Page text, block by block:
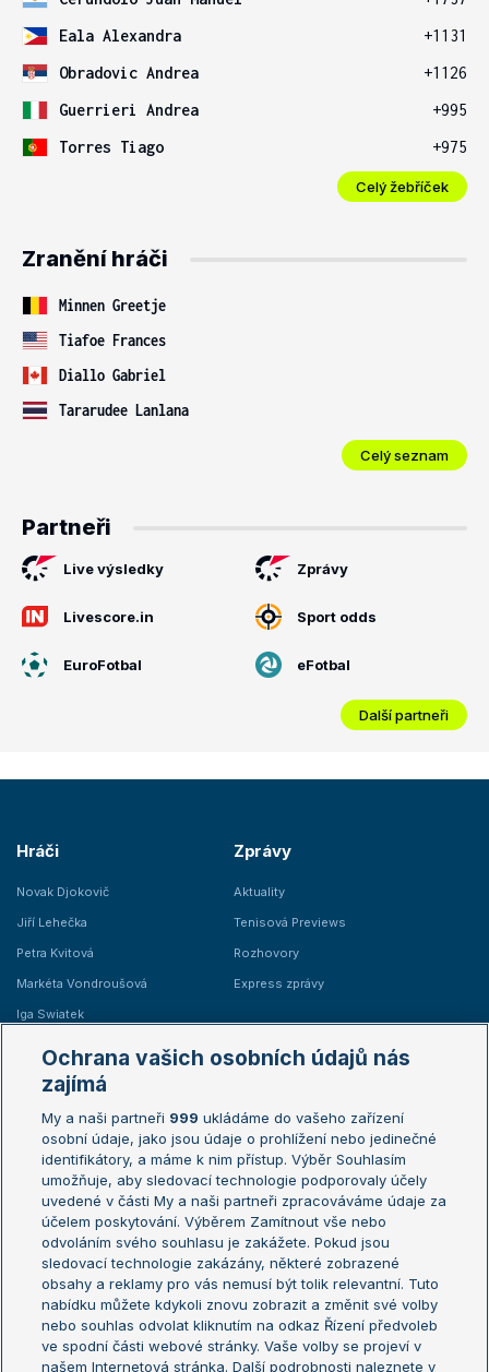
Eala Alexandra
+1131
Obradovic Andrea
+1126
Guerrieri Andrea
+995
Torres Tiago
+975
Celý žebříček
Zranění hráči
Minnen Greetje
Tiafoe Frances
Diallo Gabriel
Tararudee Lanlana
Celý seznam
Partneři
Live výsledky Zprávy
Livescore.in Sport odds
EuroFotbal eFotbal
Další partneři
Hráči
Novak Djokovič
Jiří Lehečka
Petra Kvitová
Markéta Vondroušová
Iga Swiatek
Zprávy
Aktuality
Tenisová Previews
Rozhovory
Express zprávy
Žebříčky
Žebříček ATP (muži)
Žebříček WTA (ženy)
Sázkařský žebříček
Australian Open
French Open
Wimbledon
US Open
Turnaj mistrů
Turnaj mistryň
Aktualní trendy
Fotbalové přestupy
Ochrana vašich osobních údajů nás
zajímá
My a naši partneři 999 ukládáme do vašeho zařízení
osobní údaje, jako jsou údaje o prohlížení nebo jedinečné
identifikátory, a máme k nim přístup. Výběr Souhlasím
umožňuje, aby sledovací technologie podporovaly účely
uvedené v části My a naši partneři zpracováváme údaje za
účelem poskytování. Výběrem Zamítnout vše nebo
odvoláním svého souhlasu je zakážete. Pokud jsou
sledovací technologie zakázány, některé zobrazené
obsahy a reklamy pro vás nemusí být tolik relevantní. Tuto
nabídku můžete kdykoli znovu zobrazit a změnit své volby
nebo souhlas odvolat kliknutím na odkaz Řízení předvoleb
ve spodní části webové stránky. Vaše volby se projeví v
našem Internetová stránka. Další podrobnosti naleznete v